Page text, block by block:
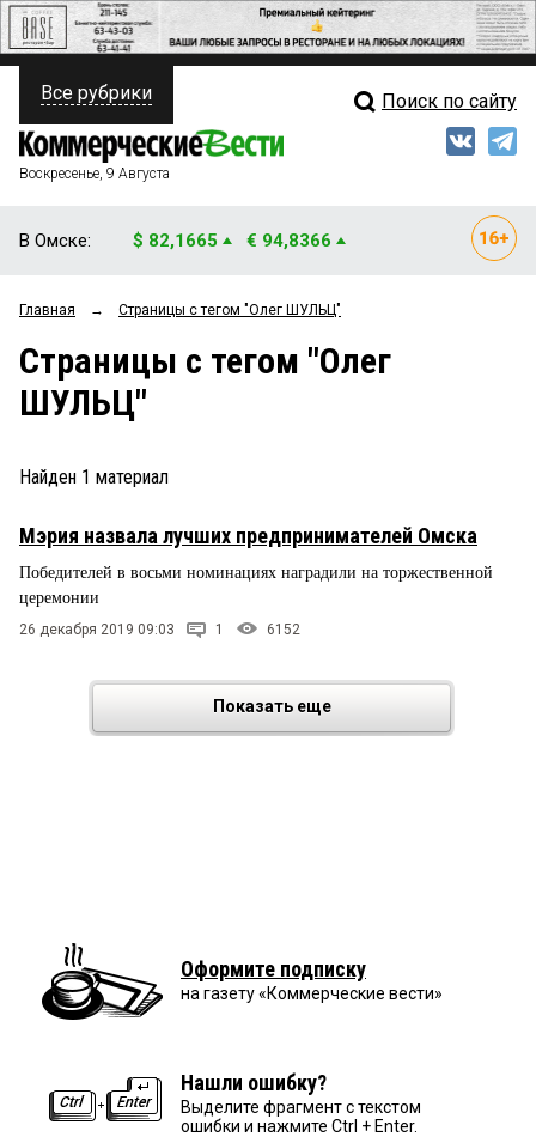
ПОЛИТИКА
ФИНАНСЫ
ОБЩЕСТВО
ЗАКОН
НОВОСТИ КОМПАНИЙ
ПРОИСШЕСТВИЯ
СТИЛЬ ЖИЗНИ
Свежий выпуск
Мнения
Рейтинги
Все рубрики Поиск по сайту
Воскресенье, 9 Августа
В Омске: $ 82,1665 € 94,8366
Главная → Страницы c тегом "Олег ШУЛЬЦ"
Страницы c тегом "Олег
ШУЛЬЦ"
Найден 1 материал
Мэрия назвала лучших предпринимателей Омска
Победителей в восьми номинациях наградили на торжественной
церемонии
26 декабря 2019 09:03 1 6152
Показать еще
Оформите подписку
на газету «Коммерческие вести»
Нашли ошибку?
Выделите фрагмент с текстом
ошибки и нажмите Ctrl + Enter.